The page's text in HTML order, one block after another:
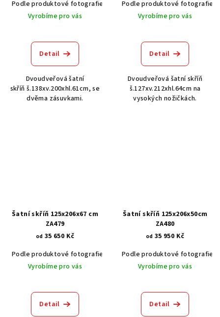
Podle produktové fotografie
Akát vintage BT1551
Dub světlý
Vyrobíme pro vás
Detail
Dvoudveřová šatní
skříň š.138xv.200xhl.61cm, se
dvěma zásuvkami.
Podle produktové fotografie
Vyrobíme pro vás
Detail
Dvoudveřová šatní skříň
š.127xv.212xhl.64cm na
vysokých nožičkách.
Šatní skříň 125x206x67 cm
ZA479
od 35 650 Kč
Podle produktové fotografie
Akát vintage BT1551
Dub světlý
Vyrobíme pro vás
Detail
Šatní skříň 125x206x50cm
ZA480
od 35 950 Kč
Podle produktové fotografie
Vyrobíme pro vás
Detail